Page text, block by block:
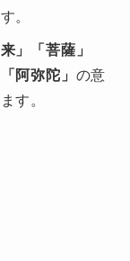
。
来」「菩薩」
阿弥陀」 の意
す。